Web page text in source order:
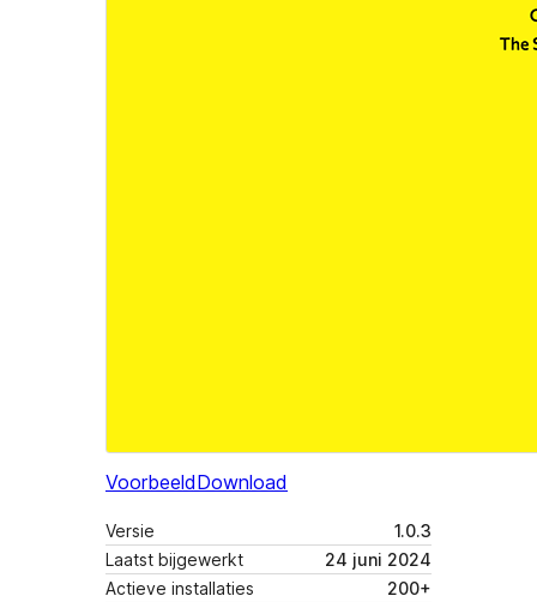
VoorbeeldDownload
Versie
1.0.3
Laatst bijgewerkt
24 juni 2024
Actieve installaties
200+